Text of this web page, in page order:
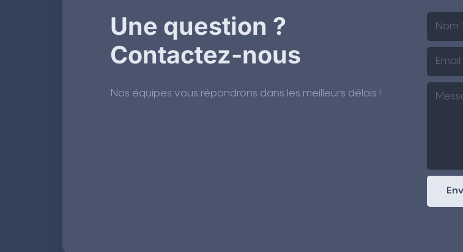
Une question ?
Contactez-nous
Nos équipes vous répondrons dans les meilleurs délais !